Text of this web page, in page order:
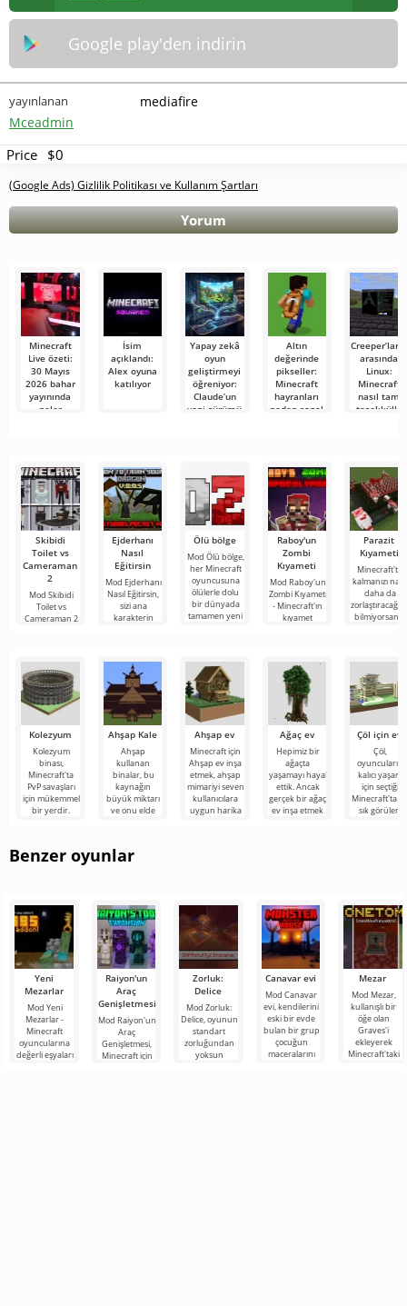
Google play'den indirin
yayınlanan
Mceadmin
mediafire
Price $0
(Google Ads) Gizlilik Politikası ve Kullanım Şartları
Yorum
Minecraft
Live özeti:
30 Mayıs
2026 bahar
yayınında
neler
İsim
açıklandı:
Alex oyuna
katılıyor
Yapay zekâ
oyun
geliştirmeyi
öğreniyor:
Claude’un
yeni sürümü
üretti
Altın
değerinde
pikseller:
Minecraft
hayranları
neden sanal
Creeper’ların
arasında
Linux:
Minecraft
nasıl tam
teşekküllü
Skibidi
Toilet vs
Cameraman
2
Mod Skibidi
Toilet vs
Cameraman 2
karakterlerinin
Ejderhanı
Nasıl
Eğitirsin
Mod Ejderhanı
Nasıl Eğitirsin,
sizi ana
karakterin
Dragon
Ölü bölge
Mod Ölü bölge,
her Minecraft
oyuncusuna
ölülerle dolu
bir dünyada
tamamen yeni
Raboy'un
Zombi
Kıyameti
Mod Raboy'un
Zombi Kıyameti
- Minecraft'ın
kıyamet
ürkütücü ve
Parazit
Kıyameti
Minecraft'ta
kalmanızı nasıl
daha da
bilmiyorsanız,
Kolezyum
Kolezyum
binası,
Minecraft'ta
PvP savaşları
için mükemmel
bir yerdir.
Ahşap Kale
Ahşap
kullanan
binalar, bu
kaynağın
büyük miktarı
ve onu elde
Ahşap ev
Minecraft için
Ahşap ev inşa
etmek, ahşap
mimariyi seven
kullanıcılara
uygun harika
Ağaç ev
Hepimiz bir
ağaçta
yaşamayı hayal
ettik. Ancak
gerçek bir ağaç
ev inşa etmek
Çöl için ev
Çöl,
oyuncuların
kalıcı yaşam
için seçtiği
Minecraft'ta
sık görülen
Benzer oyunlar
Yeni
Mezarlar
Mod Yeni
Mezarlar -
Minecraft
oyuncularına
değerli eşyaları
Raiyon'un
Araç
Genişletmesi
Mod Raiyon'un
Araç
Genişletmesi,
Minecraft için
Zorluk:
Delice
Mod Zorluk:
Delice, oyunun
standart
zorluğundan
yoksun
Canavar evi
Mod Canavar
evi, kendilerini
eski bir evde
bulan bir grup
çocuğun
maceralarını
Mezar
Mod Mezar,
kullanışlı bir
öğe olan
Graves'i
ekleyerek
Minecraft'taki